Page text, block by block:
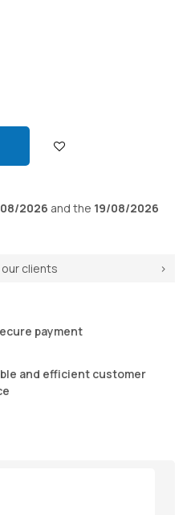
2026 and the 19/08/2026
our clients
payment
and efficient customer